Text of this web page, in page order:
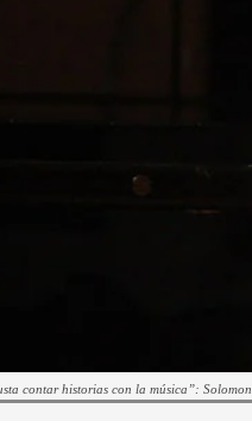
contar historias con la música”: Solomon